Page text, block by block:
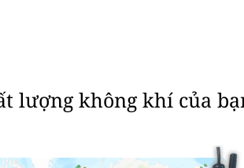
lượng không khí của